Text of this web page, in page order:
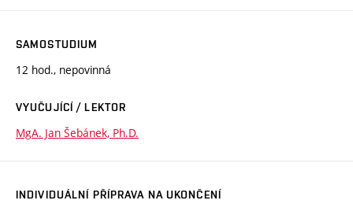
SAMOSTUDIUM
12 hod., nepovinná
VYUČUJÍCÍ / LEKTOR
MgA. Jan Šebánek, Ph.D.
INDIVIDUÁLNÍ PŘÍPRAVA NA UKONČENÍ